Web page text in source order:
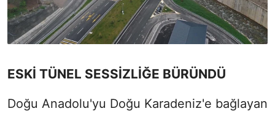
ESKİ TÜNEL SESSİZLİĞE BÜRÜNDÜ
Doğu Anadolu'yu Doğu Karadeniz'e bağlayan